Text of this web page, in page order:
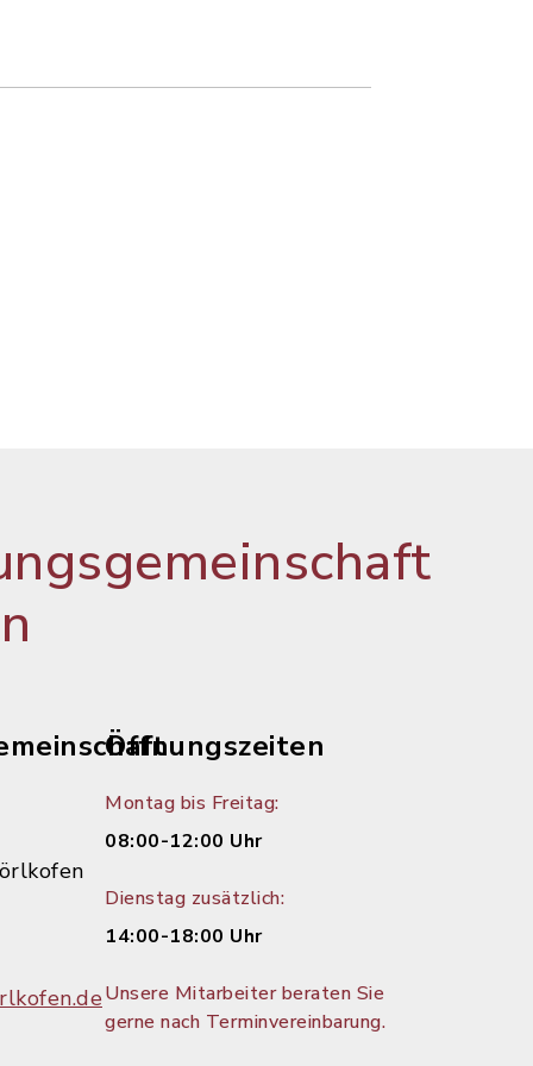
Öffnungszeiten
Montag bis Freitag:
08:00-12:00 Uhr
Dienstag zusätzlich:
14:00-18:00 Uhr
Unsere Mitarbeiter beraten Sie
gerne nach Terminvereinbarung.